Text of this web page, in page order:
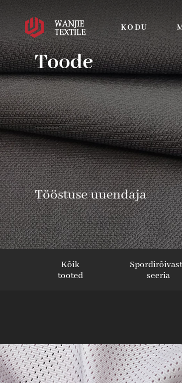
KODU
Toode
Tööstuse uuendaja
Kõik
tooted
seeria